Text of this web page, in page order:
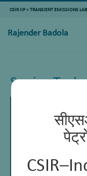
CSIR IIP>TRANSIENT EMISSIONS LAB
Rajender Badola
Senior